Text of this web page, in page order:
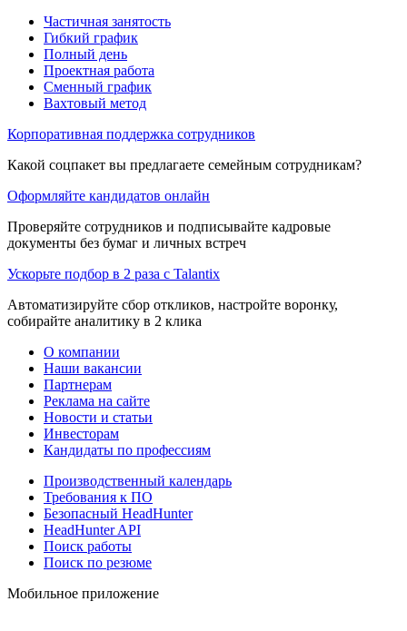
Частичная занятость
Гибкий график
Полный день
Проектная работа
Сменный график
Вахтовый метод
Корпоративная поддержка сотрудников
Какой соцпакет вы предлагаете семейным сотрудникам?
Оформляйте кандидатов онлайн
Проверяйте сотрудников и подписывайте кадровые
документы без бумаг и личных встреч
Ускорьте подбор в 2 раза с Talantix
Автоматизируйте сбор откликов, настройте воронку,
собирайте аналитику в 2 клика
О компании
Наши вакансии
Партнерам
Реклама на сайте
Новости и статьи
Инвесторам
Кандидаты по профессиям
Производственный календарь
Требования к ПО
Безопасный HeadHunter
HeadHunter API
Поиск работы
Поиск по резюме
Мобильное приложение